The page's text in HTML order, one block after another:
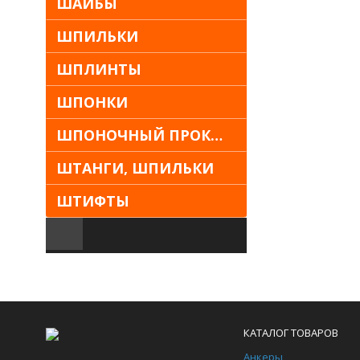
ШПИЛЬКИ
ШПЛИНТЫ
ШПОНКИ
ШПОНОЧНЫЙ ПРОКАТ
ШТАНГИ, ШПИЛЬКИ
ШТИФТЫ
КАТАЛОГ ТОВАРОВ
Анкеры